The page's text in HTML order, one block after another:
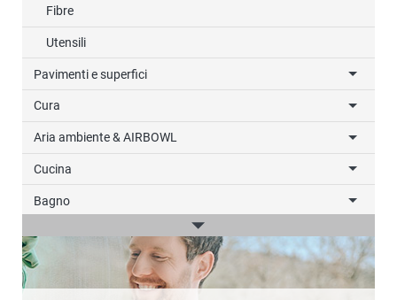
Fibre
Utensili
Pavimenti e superfici
Cura
Aria ambiente & AIRBOWL
Cucina
Bagno
win-i